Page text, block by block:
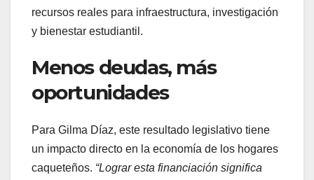
recursos reales para infraestructura, investigación
y bienestar estudiantil.
Menos deudas, más
oportunidades
Para Gilma Díaz, este resultado legislativo tiene
un impacto directo en la economía de los hogares
caqueteños. “Lograr esta financiación significa